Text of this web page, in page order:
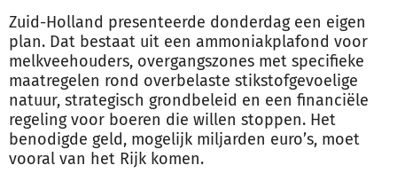
Zuid-Holland presenteerde donderdag een eigen
plan. Dat bestaat uit een ammoniakplafond voor
melkveehouders, overgangszones met specifieke
maatregelen rond overbelaste stikstofgevoelige
natuur, strategisch grondbeleid en een financiële
regeling voor boeren die willen stoppen. Het
benodigde geld, mogelijk miljarden euro’s, moet
vooral van het Rijk komen.